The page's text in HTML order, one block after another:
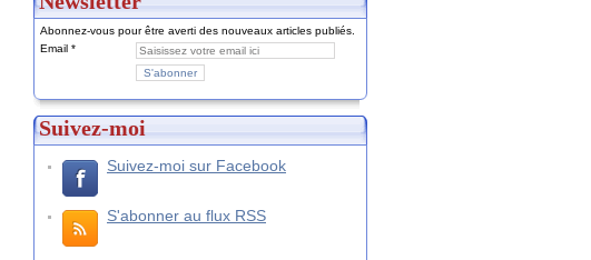
Abonnez-vous pour être averti des nouveaux articles publiés.
Email
Suivez-moi
Suivez-moi sur Facebook
S'abonner au flux RSS